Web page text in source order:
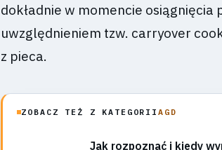
dokładnie w momencie
uwzględnieniem tzw. carryover
z pieca.
ZOBACZ TEŻ Z KATEGORII AGD
Jak rozpoznać i kiedy